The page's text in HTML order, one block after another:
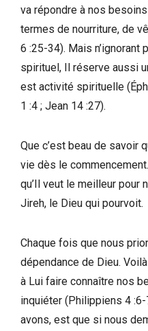
va répondre à nos
termes de nourriture, de
6 :25-34). Mais n’ignorant
spirituel, Il réserve aussi
est activité spirituelle
1 :4 ; Jean 14 :27).
Que c’est beau de savoir
vie dès le
qu’Il veut le meilleur pour
Jireh, le Dieu qui pourvoit.
Chaque fois que nous
dépendance de Dieu.
à Lui faire connaître nos
inquiéter (Philippiens 4 :6-
avons, est que si nous